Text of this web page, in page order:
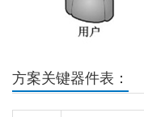
方案关键器件表：